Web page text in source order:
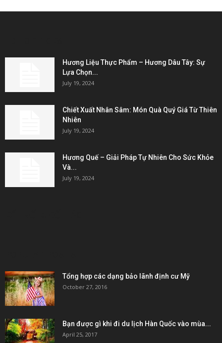
Hương Liệu Thực Phẩm – Hương Dâu Tây: Sự
Lựa Chọn...
July 19, 2024
Chiết Xuất Nhân Sâm: Món Quà Quý Giá Từ Thiên
Nhiên
July 19, 2024
Hương Quế – Giải Pháp Tự Nhiên Cho Sức Khỏe
Và...
July 19, 2024
Tổng hợp các dạng bảo lãnh định cư Mỹ
October 27, 2016
Bạn được gì khi đi du lịch Hàn Quốc vào mùa...
April 25, 2017